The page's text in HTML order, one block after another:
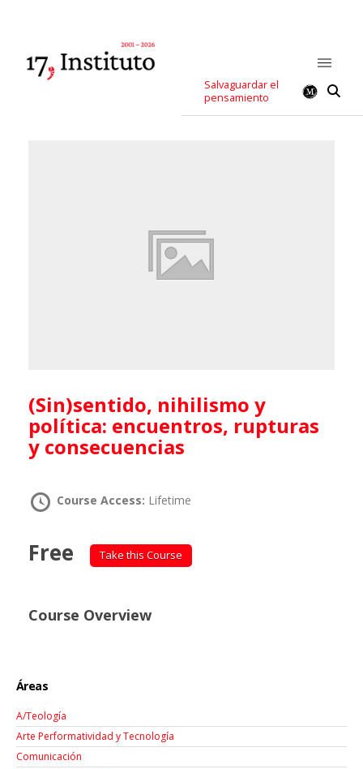
Salvaguardar el
pensamiento
(Sin)sentido, nihilismo y
política: encuentros, rupturas
y consecuencias
Course Access: Lifetime
Free Take this Course
Course Overview
Áreas
A/Teología
Arte Performatividad y Tecnología
Comunicación